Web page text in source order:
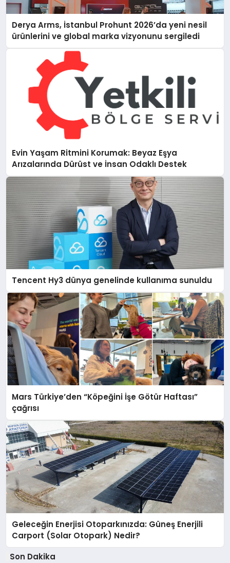
Derya Arms, İstanbul Prohunt 2026’da yeni nesil
ürünlerini ve global marka vizyonunu sergiledi
Evin Yaşam Ritmini Korumak: Beyaz Eşya
Arızalarında Dürüst ve İnsan Odaklı Destek
Tencent Hy3 dünya genelinde kullanıma sunuldu
Mars Türkiye’den “Köpeğini İşe Götür Haftası”
çağrısı
Geleceğin Enerjisi Otoparkınızda: Güneş Enerjili
Carport (Solar Otopark) Nedir?
Son Dakika